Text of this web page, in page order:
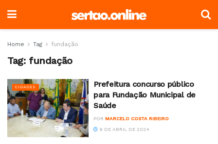
Home Tag fundação
Tag: fundação
CIDADES
Prefeitura concurso público
para Fundação Municipal de
Saúde
POR MARCELO COSTA RIBEIRO
9 DE ABRIL DE 2024